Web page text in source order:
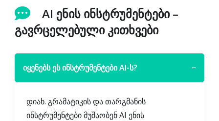
AI ენის ინსტრუმენტები –
გავრცელებული კითხვები
იყენებს ეს ინსტრუმენტები AI-ს? −
დიახ. გრამატიკის და თარგმანის
ინსტრუმენტები მუშაობენ AI ენის